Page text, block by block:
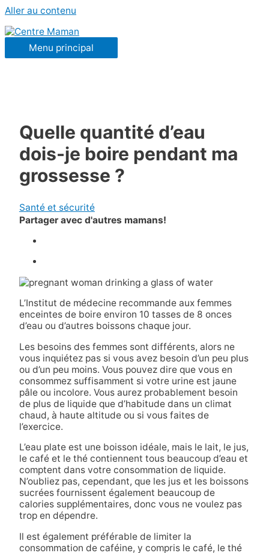
Aller au contenu
Menu principal
Quelle quantité d’eau
dois-je boire pendant ma
grossesse ?
Santé et sécurité
Partager avec d'autres mamans!
L’Institut de médecine recommande aux femmes
enceintes de boire environ 10 tasses de 8 onces
d’eau ou d’autres boissons chaque jour.
Les besoins des femmes sont différents, alors ne
vous inquiétez pas si vous avez besoin d’un peu plus
ou d’un peu moins. Vous pouvez dire que vous en
consommez suffisamment si votre urine est jaune
pâle ou incolore. Vous aurez probablement besoin
de plus de liquide que d’habitude dans un climat
chaud, à haute altitude ou si vous faites de
l’exercice.
L’eau plate est une boisson idéale, mais le lait, le jus,
le café et le thé contiennent tous beaucoup d’eau et
comptent dans votre consommation de liquide.
N’oubliez pas, cependant, que les jus et les boissons
sucrées fournissent également beaucoup de
calories supplémentaires, donc vous ne voulez pas
trop en dépendre.
Il est également préférable de limiter la
consommation de caféine, y compris le café, le thé